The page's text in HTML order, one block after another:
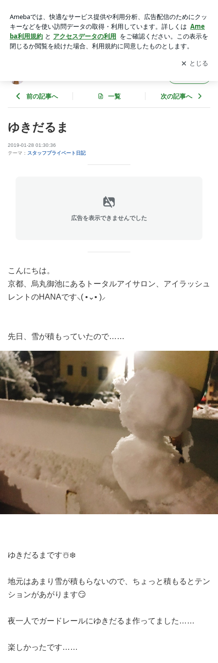
アプリをダウンロードして ブログの更新通知
を受け取りまし
ょう。
開く
前の記事へ 一覧 次の記事へ
ゆきだるま
2019-01-28 01:30:36
テーマ： スタッフプライベート日記
広告を表示できませんでした
こんにちは。
京都、烏丸御池にあるトータルアイサロン、アイラッシュ
レントのHANAです‪⸜( •⌄• )⸝‬
先日、雪が積もっていたので……
ゆきだるまです☃️❄️
地元はあまり雪が積もらないので、ちょっと積もるとテン
ションがあがります😏
夜一人でガードレールにゆきだるま作ってました……
楽しかったです……